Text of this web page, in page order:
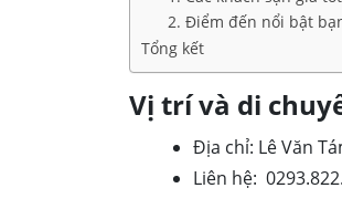
2. Điểm đến nổi bật
Tổng kết
Vị trí và di
Địa chỉ: Lê Văn
Liên hệ: